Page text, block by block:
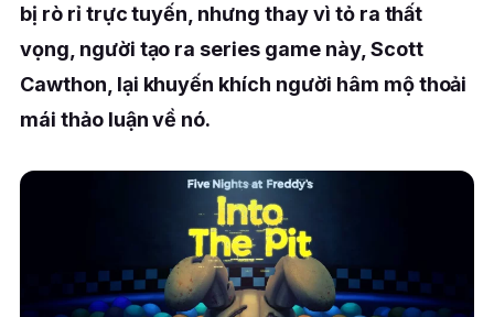
bị rò rỉ trực tuyến, nhưng thay vì tỏ ra thất
vọng, người tạo ra series game này, Scott
Cawthon, lại khuyến khích người hâm mộ thoải
mái thảo luận về nó.